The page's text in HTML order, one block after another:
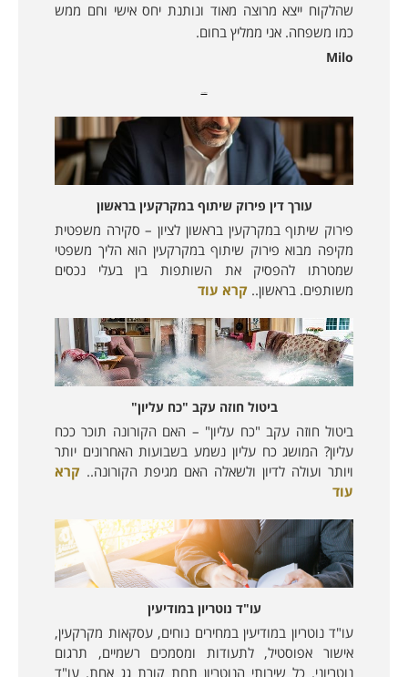
שהלקוח ייצא מרוצה מאוד ונותנת יחס אישי וחם ממש
כמו משפחה. אני ממליץ בחום.
Milo
עורך דין פירוק שיתוף במקרקעין בראשון
פירוק שיתוף במקרקעין בראשון לציון – סקירה משפטית
מקיפה מבוא פירוק שיתוף במקרקעין הוא הליך משפטי
שמטרתו להפסיק את השותפות בין בעלי נכסים
משותפים. בראשון.. קרא עוד
ביטול חוזה עקב "כח עליון"
ביטול חוזה עקב "כח עליון" – האם הקורונה תוכר ככח
עליון? המושג כח עליון נשמע בשבועות האחרונים יותר
ויותר ועולה לדיון ולשאלה האם מגיפת הקורונה.. קרא
עוד
עו"ד נוטריון במודיעין
עו"ד נוטריון במודיעין במחירים נוחים, עסקאות מקרקעין,
אישור אפוסטיל, לתעודות ומסמכים רשמיים, תרגום
נוטריוני. כל שירותי הנוטריון תחת קורת גג אחת. עו"ד